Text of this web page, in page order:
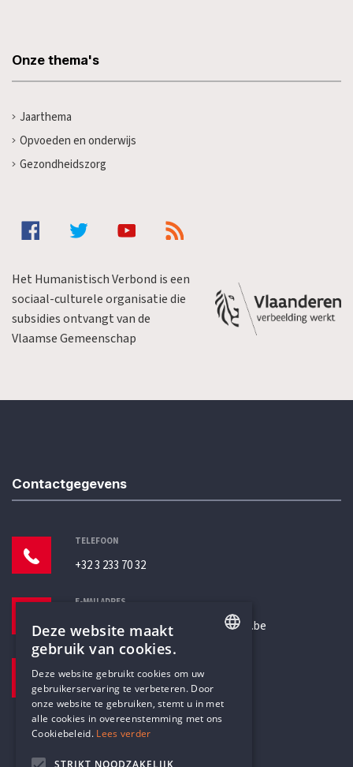
Onze thema's
Jaarthema
Opvoeden en onderwijs
Gezondheidszorg
Het Humanistisch Verbond is een
sociaal-culturele organisatie die
subsidies ontvangt van de
Vlaamse Gemeenschap
Contactgegevens
TELEFOON
+32 3 233 70 32
E-MAILADRES
secretariaat@humanistischverbond.be
Pottenbrug 4
Antwerpen, 2000
DUTCH
Deze website maakt
gebruik van cookies.
Deze website gebruikt cookies om uw
gebruikerservaring te verbeteren. Door
onze website te gebruiken, stemt u in met
alle cookies in overeenstemming met ons
Cookiebeleid. Lees verder
STRIKT NOODZAKELIJK